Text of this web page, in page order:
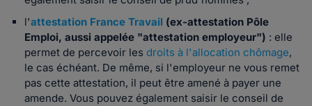
l'attestation France Travail (ex-attestation Pôle
Emploi, aussi appelée "attestation employeur") : elle
permet de percevoir les droits à l'allocation chômage,
le cas échéant. De même, si l'employeur ne vous remet
pas cette attestation, il peut être amené à payer une
amende. Vous pouvez également saisir le conseil de